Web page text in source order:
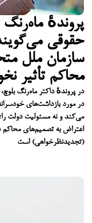
پروندهٔ
حقوقی
سازمان ملل
محاکم تأثیر
در پروندهٔ داکتر ماه‌رنگ
در مورد بازداشت‌های
می‌کند و نه مسئولیت دولت را؛
اعتراض به تصمیم‌های محاکم
(تجدیدنظرخواهی) است